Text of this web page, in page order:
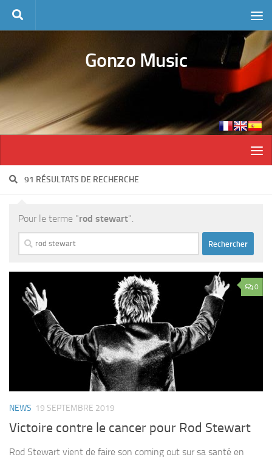
Skip to content
Gonzo Music
91 RÉSULTATS DE RECHERCHE
Pour le terme "rod stewart".
Rechercher :
0
NEWS 19 SEPTEMBRE 2019
Victoire contre le cancer pour Rod Stewart
Rod Stewart vient de faire son coming out sur sa santé en